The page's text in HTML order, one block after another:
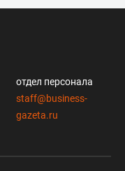
отдел персонала
staff@business-
gazeta.ru